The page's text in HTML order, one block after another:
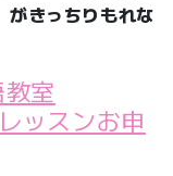
がきっちりもれな
室
ッスンお申